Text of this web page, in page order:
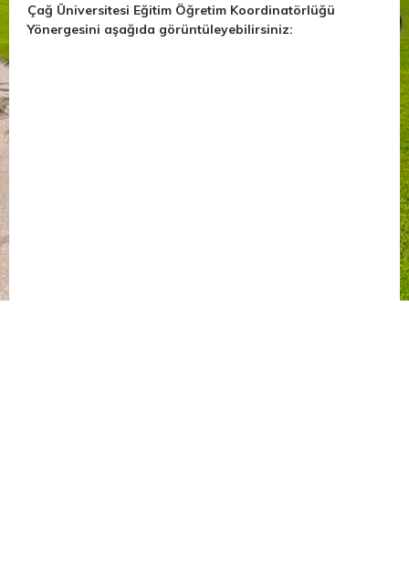
Çağ Üniversitesi Eğitim Öğretim Koordinatörlüğü
Yönergesini aşağıda görüntüleyebilirsiniz: